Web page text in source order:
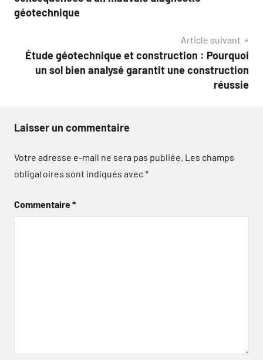
l’article
géotechnique
Article suivant
Étude géotechnique et construction : Pourquoi
un sol bien analysé garantit une construction
réussie
Laisser un commentaire
Votre adresse e-mail ne sera pas publiée. Les champs
obligatoires sont indiqués avec*
Commentaire*